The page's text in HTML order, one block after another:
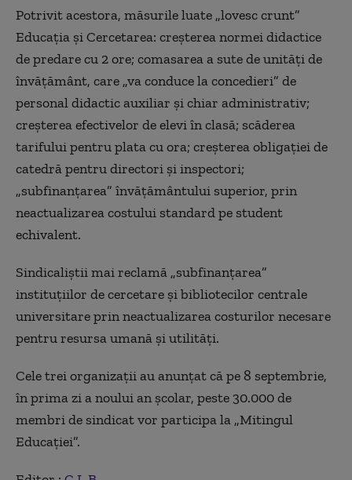
Potrivit acestora, măsurile luate „lovesc crunt”
Educaţia şi Cercetarea: creşterea normei didactice
de predare cu 2 ore; comasarea a sute de unităţi de
învăţământ, care „va conduce la concedieri” de
personal didactic auxiliar şi chiar administrativ;
creşterea efectivelor de elevi în clasă; scăderea
tarifului pentru plata cu ora; creşterea obligaţiei de
catedră pentru directori şi inspectori;
„subfinanţarea” învăţământului superior, prin
neactualizarea costului standard pe student
echivalent.
Sindicaliştii mai reclamă „subfinanţarea”
instituţiilor de cercetare şi bibliotecilor centrale
universitare prin neactualizarea costurilor necesare
pentru resursa umană şi utilităţi.
Cele trei organizaţii au anunţat că pe 8 septembrie,
în prima zi a noului an şcolar, peste 30.000 de
membri de sindicat vor participa la „Mitingul
Educaţiei”.